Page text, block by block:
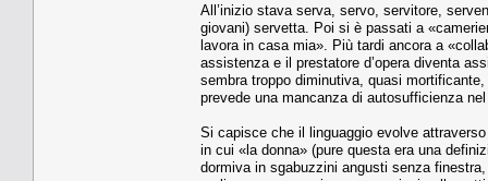
All’inizio stava serva, servo, servitore,
giovani) servetta. Poi si è passati a
lavora in casa mia». Più tardi ancora a
assistenza e il prestatore d’opera diventa
sembra troppo diminutiva, quasi
prevede una mancanza di autosufficienza
Si capisce che il linguaggio evolve
in cui «la donna» (pure questa era una
dormiva in sgabuzzini angusti senza